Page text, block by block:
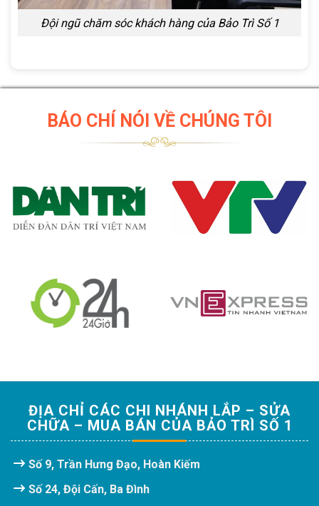
Đội ngũ chăm sóc khách hàng của Bảo Trì Số 1
BÁO CHÍ NÓI VỀ CHÚNG TÔI
ĐỊA CHỈ CÁC CHI NHÁNH LẮP – SỬA
CHỮA – MUA BÁN CỦA BẢO TRÌ SỐ 1
Số 9, Trần Hưng Đạo, Hoàn Kiếm
Số 24, Đội Cấn, Ba Đình